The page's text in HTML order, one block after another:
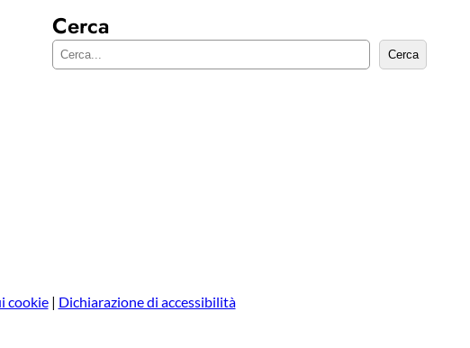
Cerca
C
Cerca
cookie| Dichiarazione di accessibilità